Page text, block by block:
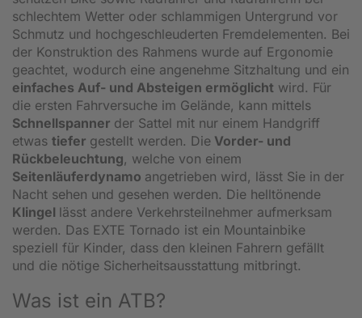
schlechtem Wetter oder schlammigen Untergrund vor
Schmutz und hochgeschleuderten Fremdelementen. Bei
der Konstruktion des Rahmens wurde auf Ergonomie
geachtet, wodurch eine angenehme Sitzhaltung und ein
einfaches Auf- und Absteigen ermöglicht wird. Für
die ersten Fahrversuche im Gelände, kann mittels
Schnellspanner der Sattel mit nur einem Handgriff
etwas tiefer gestellt werden. Die Vorder- und
Rückbeleuchtung, welche von einem
Seitenläuferdynamo angetrieben wird, lässt Sie in der
Nacht sehen und gesehen werden. Die helltönende
Klingel lässt andere Verkehrsteilnehmer aufmerksam
werden. Das EXTE Tornado ist ein Mountainbike
speziell für Kinder, dass den kleinen Fahrern gefällt
und die nötige Sicherheitsausstattung mitbringt.
Was ist ein ATB?